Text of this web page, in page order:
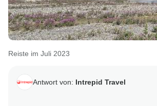
Reiste im Juli 2023
Antwort von: Intrepid Travel